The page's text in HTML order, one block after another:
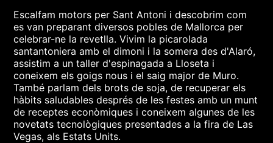
Escalfam motors per Sant Antoni i descobrim com
es van preparant diversos pobles de Mallorca per
celebrar-ne la revetlla. Vivim la picarolada
santantoniera amb el dimoni i la somera des d'Alaró,
assistim a un taller d'espinagada a Lloseta i
coneixem els goigs nous i el saig major de Muro.
També parlam dels brots de soja, de recuperar els
hàbits saludables després de les festes amb un munt
de receptes econòmiques i coneixem algunes de les
novetats tecnològiques presentades a la fira de Las
Vegas, als Estats Units.